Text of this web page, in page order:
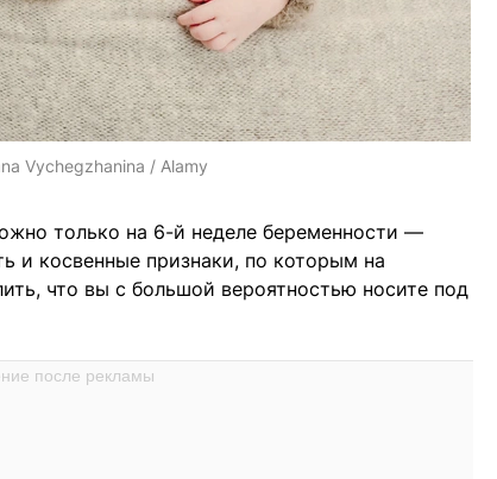
Vychegzhanina / Alamy
только на 6-й неделе беременности —
и косвенные признаки, по которым на
что вы с большой вероятностью носите под